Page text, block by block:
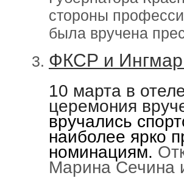
стороны
была вручена
ФКСР и Ингмар
10 марта в
церемония
вручались
наиболее ярко
номинациям.
Марина Сечина